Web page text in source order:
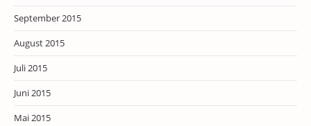
September 2015
August 2015
Juli 2015
Juni 2015
Mai 2015